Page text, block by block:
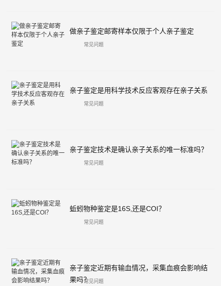
做亲子鉴定邮寄样本仅限于个人亲子鉴定
常见问题
亲子鉴定是用科学技术反应客观存在亲子关系
常见问题
亲子鉴定技术是确认亲子关系的唯一标准吗？
常见问题
蚯蚓物种鉴定是16S,还是COI？
常见问题
亲子鉴定近期有输血情况，采集血痕会影响结
果吗？常见问题